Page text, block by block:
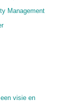
Management
visie en